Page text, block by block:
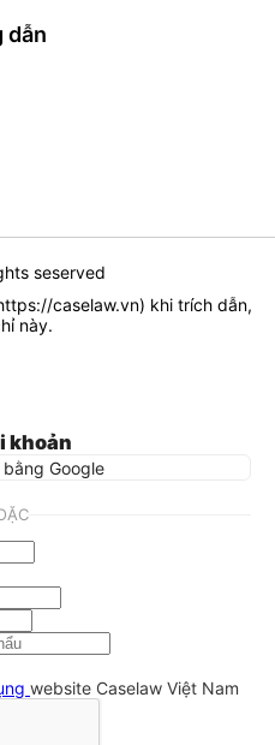
dẫn
seserved
caselaw.vn) khi trích dẫn,
này.
khoản
Google
website Caselaw Việt Nam